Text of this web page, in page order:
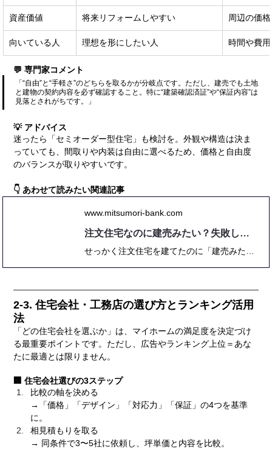
資産価値 将来リフォームしやすい 周辺の価
向いている人 理想を形にしたい人 時間や費
💬 専門家コメント
「“自由”と“手軽さ”のどちらを取るかが分岐点です。ただし、建売でも土地
と建物の契約内容を必ず確認すること。特に“建築確認済証”や“保証内容”は
見落とされがちです。」
💡 アドバイス
迷ったら「セミオーダー型住宅」も検討を。外観や構造は決ま
っていても、間取りや内装は自由に選べるため、価格と自由度
のバランスが取りやすいです。
👇 あわせて読みたい関連記事
www.mitsumori-bank.com
注文住宅なのに建売みたい？失敗しない個性派デザイン実例10選
2-3. 住宅会社・工務店の選び方とランキング活用
法
「どの住宅会社を選ぶか」は、マイホームの満足度を決定づけ
る最重要ポイントです。ただし、広告やランキング上位＝あな
たに最適とは限りません。
🏢 住宅会社選びの3ステップ
比較の軸を決める
→「価格」「デザイン」「対応力」「保証」の4つを基準
に。
相見積もりを取る
→ 同条件で3〜5社に依頼し、坪単価と内容を比較。